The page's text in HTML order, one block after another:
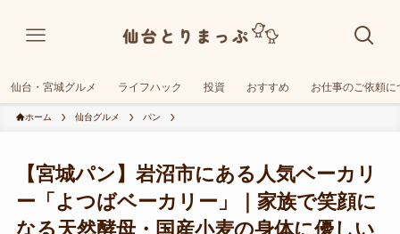
仙台・宮城グルメ ライフハック 投資 おすすめ お仕事のご依頼に
ホーム 仙台グルメ パン
【宮城パン】岩沼市にある人気ベーカリ
ー「よつばベーカリー」｜家族で笑顔に
なる天然酵母・国産小麦の身体に優しい